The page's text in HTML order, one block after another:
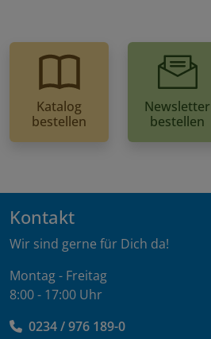
Katalog
bestellen
Newsletter
bestellen
Kontakt
Wir sind gerne für Dich da!
Montag - Freitag
8:00 - 17:00 Uhr
0234 / 976 189-0